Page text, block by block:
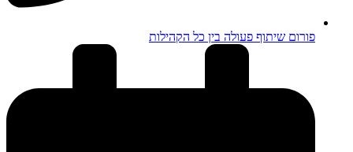
פורום שיתוף פעולה בין כל הקהילות